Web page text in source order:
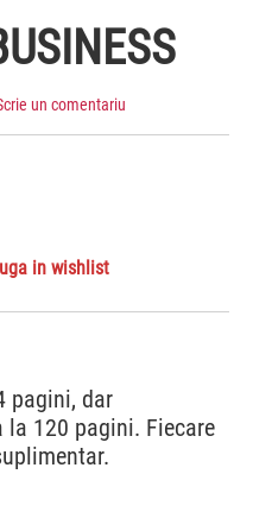
un comentariu
in wishlist
pagini, dar
la 120 pagini. Fiecare